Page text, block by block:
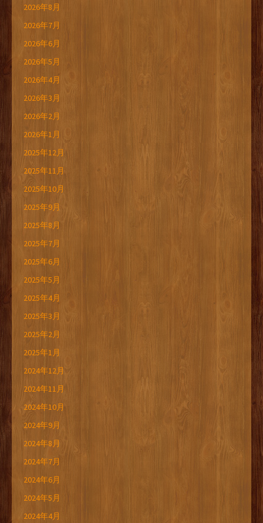
2026年8月
2026年7月
2026年6月
2026年5月
2026年4月
2026年3月
2026年2月
2026年1月
2025年12月
2025年11月
2025年10月
2025年9月
2025年8月
2025年7月
2025年6月
2025年5月
2025年4月
2025年3月
2025年2月
2025年1月
2024年12月
2024年11月
2024年10月
2024年9月
2024年8月
2024年7月
2024年6月
2024年5月
2024年4月